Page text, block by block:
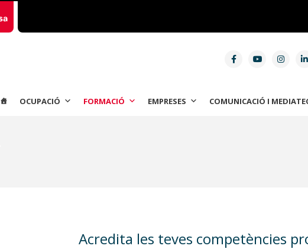
OCUPACIÓ FORMACIÓ EMPRESES COMUNICACIÓ I
Acredita les teves competències